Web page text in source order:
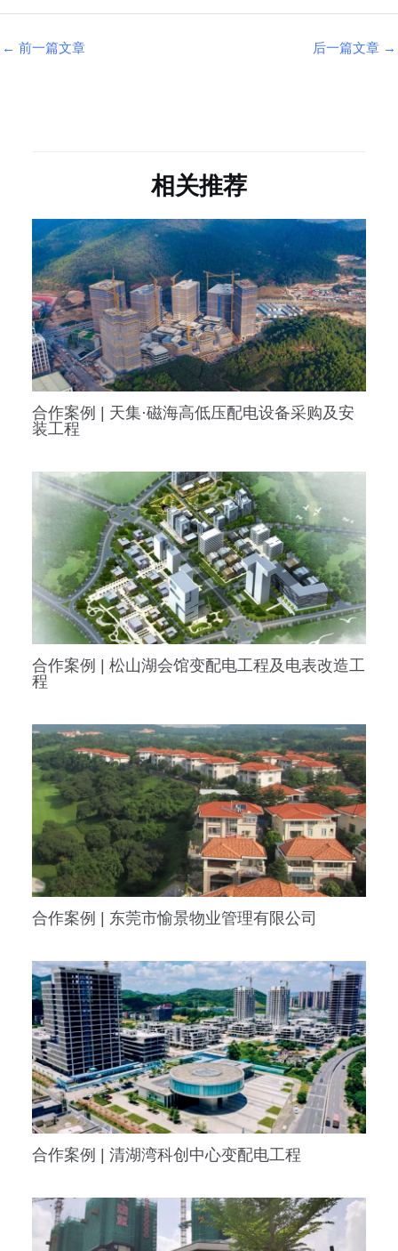
← 前一篇文章 后一篇文章 →
相关推荐
合作案例 | 天集·磁海高低压配电设备采购及安
装工程
合作案例 | 松山湖会馆变配电工程及电表改造工
程
合作案例 | 东莞市愉景物业管理有限公司
合作案例 | 清湖湾科创中心变配电工程